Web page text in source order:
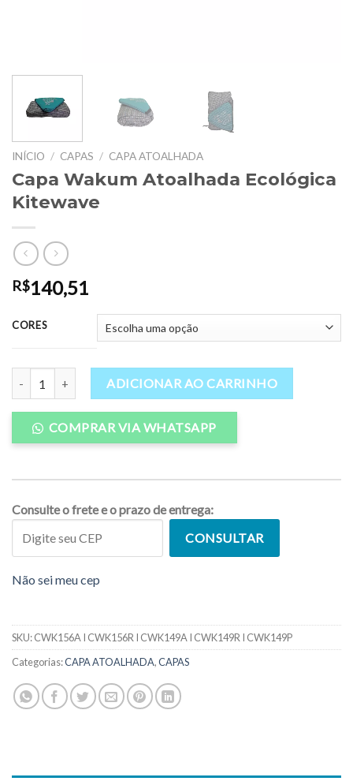
INÍCIO / CAPAS / CAPA ATOALHADA
Capa Wakum Atoalhada Ecológica
Kitewave
R$140,51
CORES
Capa Wakum Atoalhada Ecológica Kitewave quantidade
ADICIONAR AO CARRINHO
COMPRAR VIA WHATSAPP
Consulte o frete e o prazo de entrega:
CONSULTAR
Não sei meu cep
SKU:CWK156A I CWK156R I CWK149A I CWK149R I CWK149P
Categorias:CAPA ATOALHADA,CAPAS